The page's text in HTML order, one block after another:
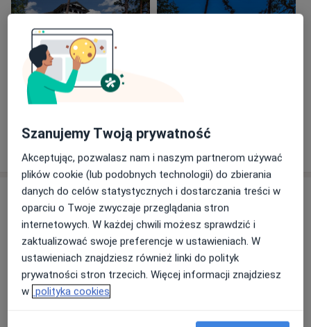
Zobacz galerię (13)
Pokaż więcejo doświadczeniu
Usługi i ceny
Alloplastyka stawu biodrowego
Szczegóły Umów wizytę
Operacja stopy
Szczegóły
Szanujemy Twoją prywatność
Akceptując, pozwalasz nam i naszym partnerom używać
plików cookie (lub podobnych technologii) do zbierania
danych do celów statystycznych i dostarczania treści w
oparciu o Twoje zwyczaje przeglądania stron
internetowych. W każdej chwili możesz sprawdzić i
zaktualizować swoje preferencje w ustawieniach. W
ustawieniach znajdziesz również linki do polityk
prywatności stron trzecich. Więcej informacji znajdziesz
w polityka cookies